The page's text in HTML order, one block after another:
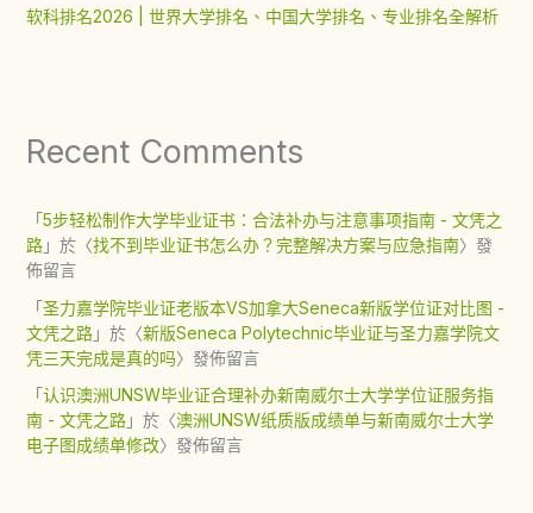
软科排名2026 | 世界大学排名、中国大学排名、专业排名全解析
Recent Comments
「5步轻松制作大学毕业证书：合法补办与注意事项指南 - 文凭之
路」於〈找不到毕业证书怎么办？完整解决方案与应急指南〉發
佈留言
「圣力嘉学院毕业证老版本VS加拿大Seneca新版学位证对比图 -
文凭之路」於〈新版Seneca Polytechnic毕业证与圣力嘉学院文
凭三天完成是真的吗〉發佈留言
「认识澳洲UNSW毕业证合理补办新南威尔士大学学位证服务指
南 - 文凭之路」於〈澳洲UNSW纸质版成绩单与新南威尔士大学
电子图成绩单修改〉發佈留言